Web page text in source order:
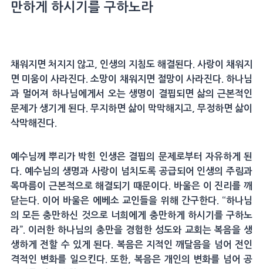
만하게 하시기를 구하노라
채워지면 처지지 않고, 인생의 지침도 해결된다. 사랑이 채워지
면 미움이 사라진다. 소망이 채워지면 절망이 사라진다. 하나님
과 멀어져 하나님에게서 오는 생명이 결핍되면 삶의 근본적인
문제가 생기게 된다. 무지하면 삶이 막막해지고, 무정하면 삶이
삭막해진다.
예수님께 뿌리가 박힌 인생은 결핍의 문제로부터 자유하게 된
다. 예수님의 생명과 사랑이 넘치도록 공급되어 인생의 주림과
목마름이 근본적으로 해결되기 때문이다. 바울은 이 진리를 깨
닫는다. 이어 바울은 에베소 교인들을 위해 간구한다. “하나님
의 모든 충만하신 것으로 너희에게 충만하게 하시기를 구하노
라”. 이러한 하나님의 충만을 경험한 성도와 교회는 복음을 생
생하게 전할 수 있게 된다. 복음은 지적인 깨달음을 넘어 전인
격적인 변화를 일으킨다. 또한, 복음은 개인의 변화를 넘어 공